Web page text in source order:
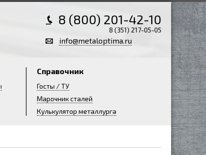
8 (800) 201-42-10
8 (351) 217-05-05
info@metaloptima.ru
Справочник
Госты / ТУ
Марочник сталей
Кулькулятор металлурга